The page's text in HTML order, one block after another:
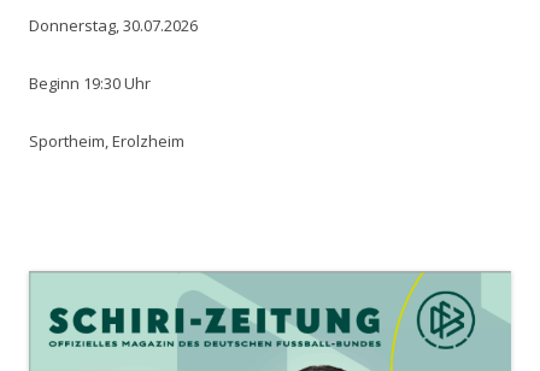
Donnerstag, 30.07.2026
Beginn 19:30 Uhr
Sportheim, Erolzheim